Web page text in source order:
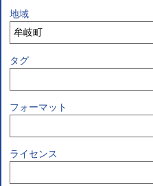
地域
タグ
フォーマット
ライセンス